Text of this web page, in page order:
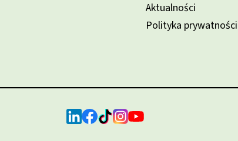
Aktualności
Polityka prywatności